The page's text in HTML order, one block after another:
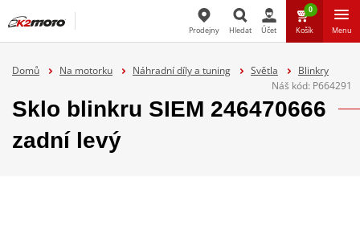
Hledat
Prodejny Hledat Účet
0
Košík Menu
Domů Na motorku Náhradní díly a tuning Světla
Blinkry
Náš kód: P664291
Sklo blinkru SIEM 246470666
zadní levý